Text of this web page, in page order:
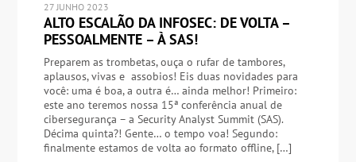
27 JUNHO 2023
ALTO ESCALÃO DA INFOSEC: DE VOLTA –
PESSOALMENTE – À SAS!
Preparem as trombetas, ouça o rufar de tambores,
aplausos, vivas e assobios! Eis duas novidades para
você: uma é boa, a outra é… ainda melhor! Primeiro:
este ano teremos nossa 15ª conferência anual de
cibersegurança – a Security Analyst Summit (SAS).
Décima quinta?! Gente… o tempo voa! Segundo:
finalmente estamos de volta ao formato offline, […]